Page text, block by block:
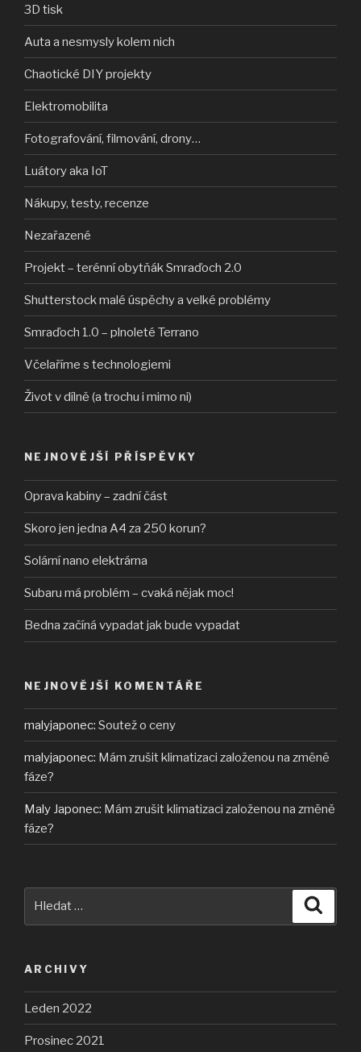
3D tisk
Auta a nesmysly kolem nich
Chaotické DIY projekty
Elektromobilita
Fotografování, filmování, drony…
Luátory aka IoT
Nákupy, testy, recenze
Nezařazené
Projekt – terénní obytňák Smraďoch 2.0
Shutterstock malé úspěchy a velké problémy
Smraďoch 1.0 – plnoleté Terrano
Včelaříme s technologiemi
Život v dílně (a trochu i mimo ni)
NEJNOVĚJŠÍ PŘÍSPĚVKY
Oprava kabiny – zadní část
Skoro jen jedna A4 za 250 korun?
Solární nano elektrárna
Subaru má problém – cvaká nějak moc!
Bedna začíná vypadat jak bude vypadat
NEJNOVĚJŠÍ KOMENTÁŘE
malyjaponec: Soutež o ceny
malyjaponec: Mám zrušit klimatizaci založenou na změně
fáze?
Maly Japonec: Mám zrušit klimatizaci založenou na změně
fáze?
ARCHIVY
Leden 2022
Prosinec 2021